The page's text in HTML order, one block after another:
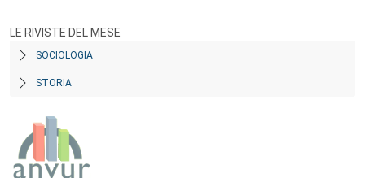
LE RIVISTE DEL MESE
SOCIOLOGIA
STORIA